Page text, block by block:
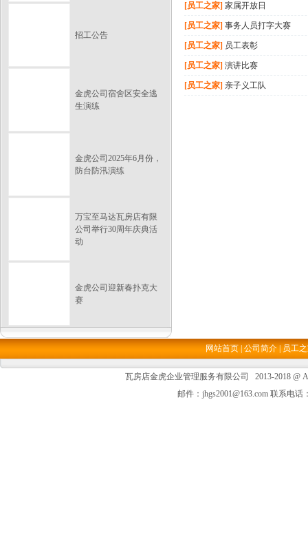
招工公告
金虎公司宿舍区安全逃
生演练
金虎公司2025年6月份，
防台防汛演练
万宝至马达瓦房店有限
公司举行30周年庆典活
动
金虎公司迎新春扑克大
赛
[员工之家] 家属开放日
[员工之家] 事务人员打字大赛
[员工之家] 员工表彰
[员工之家] 演讲比赛
[员工之家] 亲子义工队
网站首页 公司简介 员工
瓦房店金虎企业管理服务有限公司 2013-2018 @
邮件：jhgs2001@163.com 联系电